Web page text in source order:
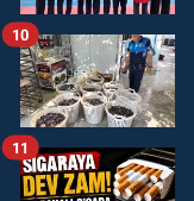
10
11